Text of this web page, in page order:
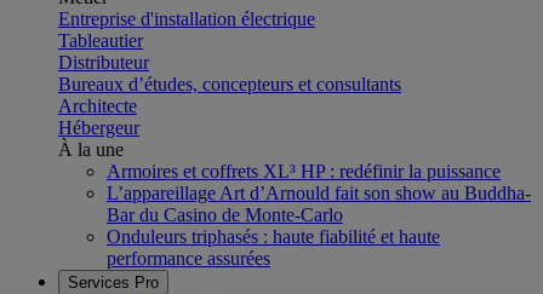
Entreprise d'installation électrique
Tableautier
Distributeur
Bureaux d’études, concepteurs et consultants
Architecte
Hébergeur
À la une
Armoires et coffrets XL³ HP : redéfinir la puissance
L’appareillage Art d’Arnould fait son show au Buddha-
Bar du Casino de Monte-Carlo
Onduleurs triphasés : haute fiabilité et haute
performance assurées
Services Pro